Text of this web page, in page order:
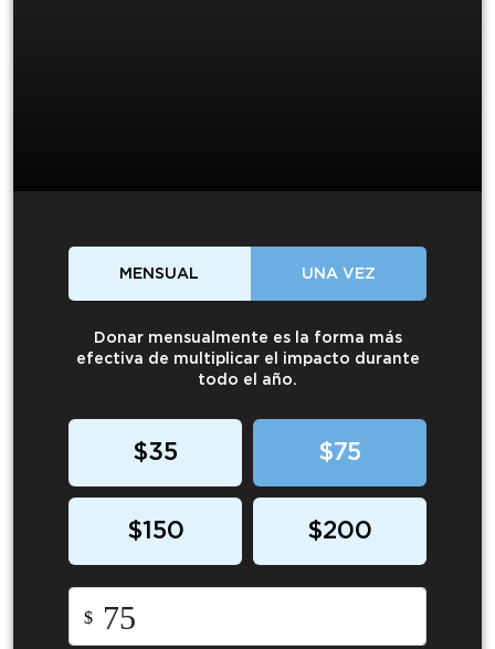
MENSUAL UNA VEZ
Donar mensualmente es la forma más
efectiva de multiplicar el impacto durante
todo el año.
$35 $75
$150 $200
$